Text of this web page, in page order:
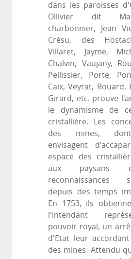
dans les paroisses
Ollivier dit
charbonnier, Jean
Crésu, des
Villaret, Jayme,
Chalvin, Vaujany,
Pellissier, Porte,
Caix, Veyrat, Rouard,
Girard, etc. prouve
le dynamisme de
cristallière. Les
des mines,
envisagent
espace des
aux paysans
reconnaissances
depuis des temps
En 1753, ils
l'intendant
pouvoir royal, un
d'Etat leur accordant
des mines. Attendu